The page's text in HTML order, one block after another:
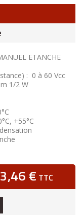
ETANCHE
: 0 à 60 Vcc
1/2 W
+55°C
€ TTC